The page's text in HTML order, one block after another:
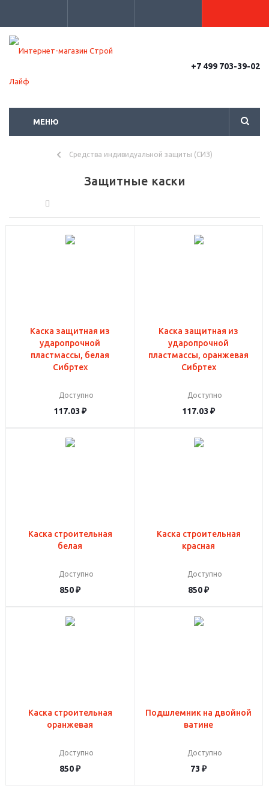
+7 499 703-39-02
МЕНЮ
Средства индивидуальной защиты (СИЗ)
Защитные каски
Каска защитная из
ударопрочной
пластмассы, белая
Сибртех
Доступно
117.03 ₽
Каска защитная из
ударопрочной
пластмассы, оранжевая
Сибртех
Доступно
117.03 ₽
Каска строительная
белая
Доступно
850₽
Каска строительная
красная
Доступно
850₽
Каска строительная
оранжевая
Доступно
850₽
Подшлемник на двойной
ватине
Доступно
73 ₽